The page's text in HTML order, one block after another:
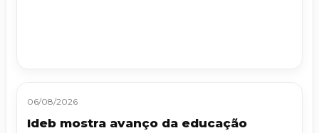
06/08/2026
Ideb mostra avanço da educação